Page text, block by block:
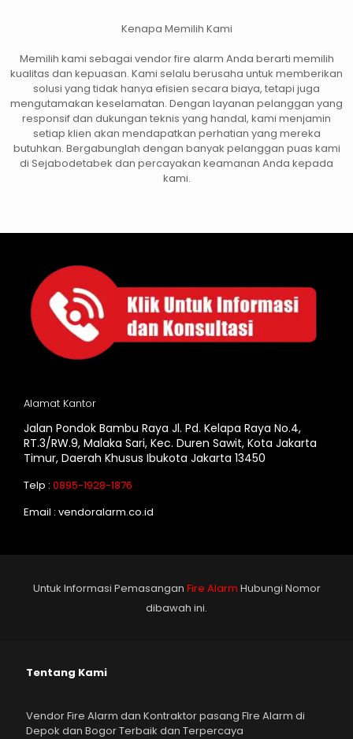
Kenapa Memilih Kami
Memilih kami sebagai vendor fire alarm Anda berarti memilih
kualitas dan kepuasan. Kami selalu berusaha untuk memberikan
solusi yang tidak hanya efisien secara biaya, tetapi juga
mengutamakan keselamatan. Dengan layanan pelanggan yang
responsif dan dukungan teknis yang handal, kami menjamin
setiap klien akan mendapatkan perhatian yang mereka
butuhkan. Bergabunglah dengan banyak pelanggan puas kami
di Sejabodetabek dan percayakan keamanan Anda kepada
kami.
Alamat Kantor
Jalan Pondok Bambu Raya Jl. Pd. Kelapa Raya No.4,
RT.3/RW.9, Malaka Sari, Kec. Duren Sawit, Kota Jakarta
Timur, Daerah Khusus Ibukota Jakarta 13450
Telp : 0895-1928-1876
Email : vendoralarm.co.id
Untuk Informasi Pemasangan Fire Alarm Hubungi Nomor
dibawah ini.
Tentang Kami
Vendor Fire Alarm dan Kontraktor pasang FIre Alarm di
Depok dan Bogor Terbaik dan Terpercaya